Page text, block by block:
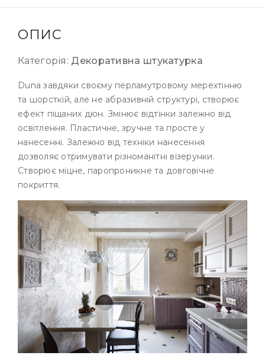
ОПИС
Категорія: Декоративна штукатурка
Duna завдяки своєму перламутровому мерехтінню
та шорсткій, але не абразивній структурі, створює
ефект піщаних дюн. Змінює відтінки залежно від
освітлення. Пластичне, зручне та просте у
нанесенні. Залежно від техніки нанесення
дозволяє отримувати різноманітні візерунки.
Створює міцне, паропроникне та довговічне
покриття.